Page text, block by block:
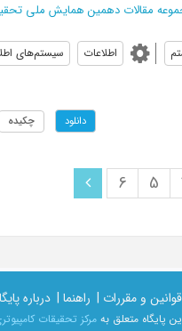
مقالات دهمین همایش ملی
اطلاعات سیستم‌های
دانلود چکیده
5
6
قوانین و مقررات | راهنما | درباره
پايگاه متعلق بهمرکز تحقیقات